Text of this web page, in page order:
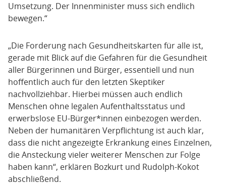
Umsetzung. Der Innenminister muss sich endlich
bewegen.“
„Die Forderung nach Gesundheitskarten für alle ist,
gerade mit Blick auf die Gefahren für die Gesundheit
aller Bürgerinnen und Bürger, essentiell und nun
hoffentlich auch für den letzten Skeptiker
nachvollziehbar. Hierbei müssen auch endlich
Menschen ohne legalen Aufenthaltsstatus und
erwerbslose EU-Bürger*innen einbezogen werden.
Neben der humanitären Verpflichtung ist auch klar,
dass die nicht angezeigte Erkrankung eines Einzelnen,
die Ansteckung vieler weiterer Menschen zur Folge
haben kann“, erklären Bozkurt und Rudolph-Kokot
abschließend.